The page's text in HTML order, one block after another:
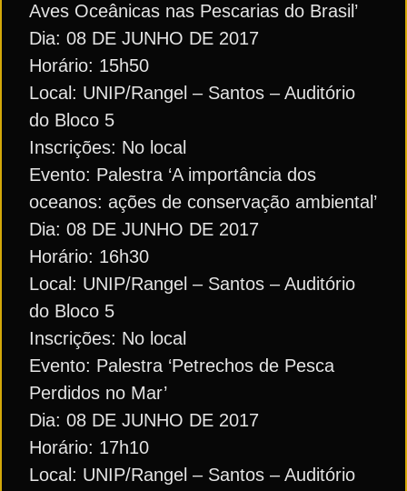
Aves Oceânicas nas Pescarias do Brasil’
Dia: 08 DE JUNHO DE 2017
Horário: 15h50
Local: UNIP/Rangel – Santos – Auditório
do Bloco 5
Inscrições: No local
Evento: Palestra ‘A importância dos
oceanos: ações de conservação ambiental’
Dia: 08 DE JUNHO DE 2017
Horário: 16h30
Local: UNIP/Rangel – Santos – Auditório
do Bloco 5
Inscrições: No local
Evento: Palestra ‘Petrechos de Pesca
Perdidos no Mar’
Dia: 08 DE JUNHO DE 2017
Horário: 17h10
Local: UNIP/Rangel – Santos – Auditório